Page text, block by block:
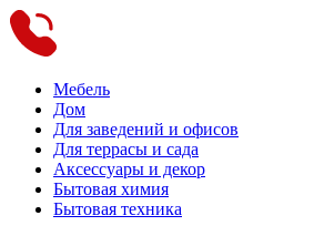
Мебель
Дом
Для заведений и офисов
Для террасы и сада
Аксессуары и декор
Бытовая химия
Бытовая техника